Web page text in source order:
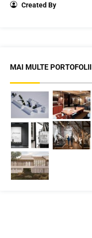
Created By
MAI MULTE PORTOFOLII